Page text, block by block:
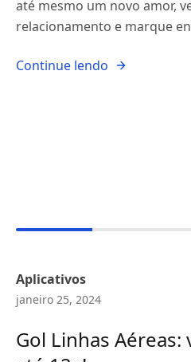
até mesmo um novo amor,
relacionamento e marque
Continue lendo
Aplicativos
janeiro 25, 2024
Gol Linhas